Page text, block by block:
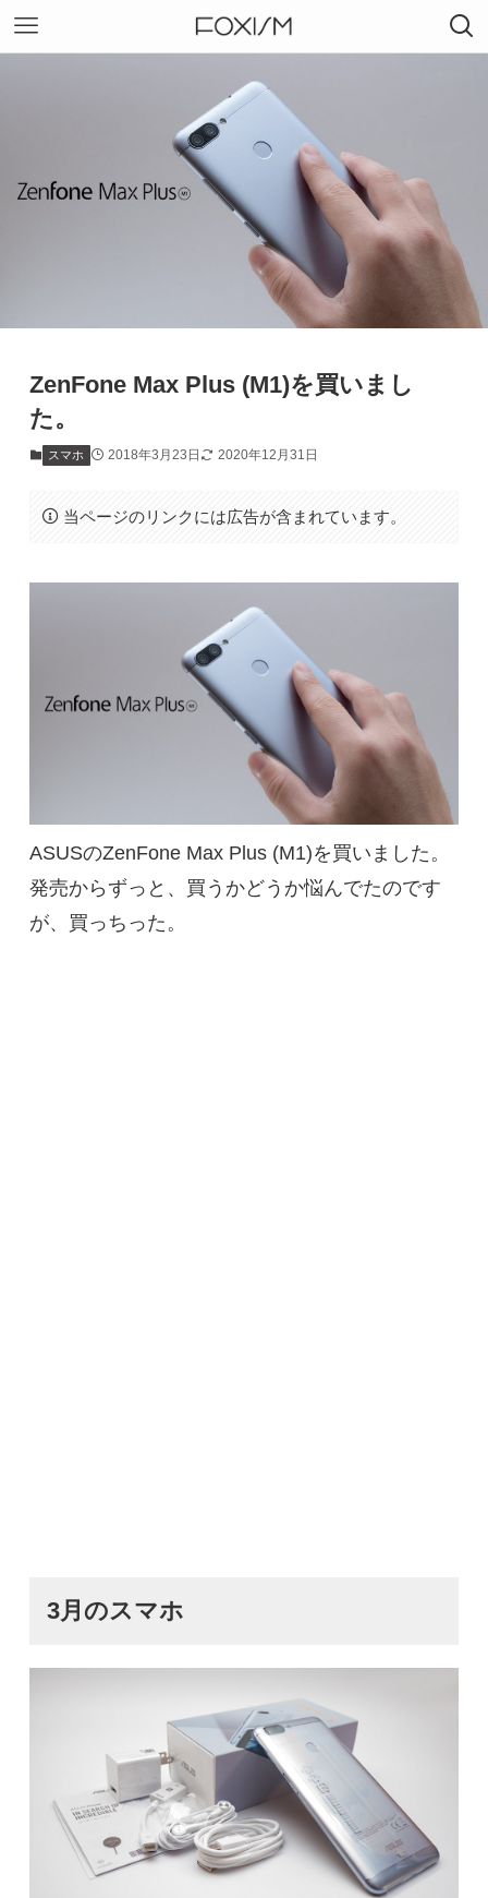
ZenFone Max Plus (M1)を買いまし
た。
スマホ 2018年3月23日 2020年12月31日
当ページのリンクには広告が含まれています。
ASUSのZenFone Max Plus (M1)を買いました。
発売からずっと、買うかどうか悩んでたのです
が、買っちった。
3月のスマホ